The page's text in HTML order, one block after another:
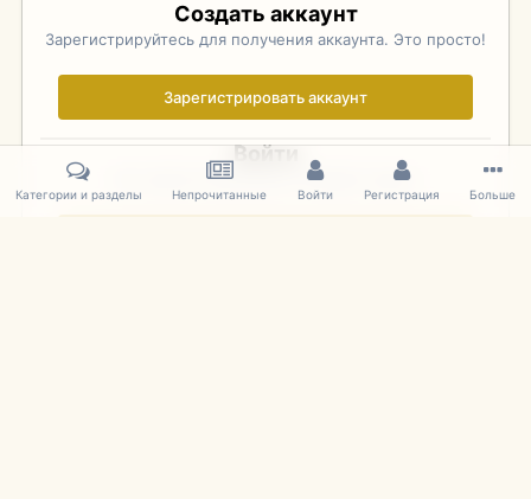
Создать аккаунт
Зарегистрируйтесь для получения аккаунта. Это просто!
Зарегистрировать аккаунт
Войти
Уже зарегистрированы? Войдите здесь.
Категории и разделы Непрочитанные Войти Регистрация Больше